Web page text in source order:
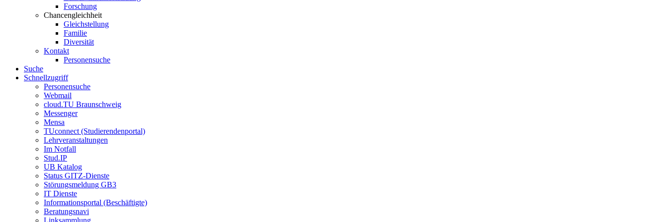
Forschung
Chancengleichheit
Gleichstellung
Familie
Diversität
Kontakt
Personensuche
Suche
Schnellzugriff
Personensuche
Webmail
cloud.TU Braunschweig
Messenger
Mensa
TUconnect (Studierendenportal)
Lehrveranstaltungen
Im Notfall
Stud.IP
UB Katalog
Status GITZ-Dienste
Störungsmeldung GB3
IT Dienste
Informationsportal (Beschäftigte)
Beratungsnavi
Linksammlung